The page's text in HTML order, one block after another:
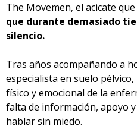
The Movemen, el acicate
que durante demasiado
silencio.
Tras años acompañando a
especialista en suelo
físico y emocional de la
falta de información, apoyo
hablar sin miedo.